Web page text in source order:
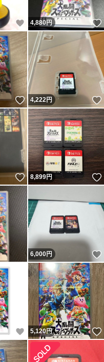
いいね！
4,880円
いいね！
4,222円
いいね！
8,899円
6,000円
いいね！
5,120円